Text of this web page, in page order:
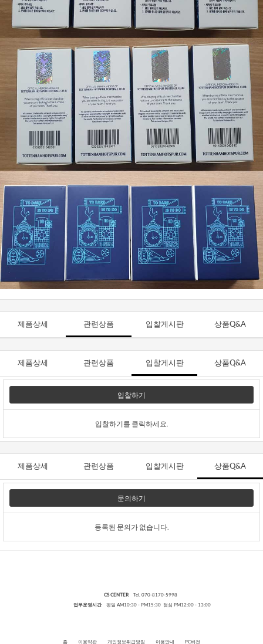
제품상세 관련상품 입찰게시판 상품Q&A
제품상세 관련상품 입찰게시판 상품Q&A
입찰하기
입찰하기를 클릭하세요.
제품상세 관련상품 입찰게시판 상품Q&A
문의하기
등록된 문의가 없습니다.
CS CENTER Tel. 070-8170-5998
업무운영시간평일 AM10:30 - PM15:30 점심 PM12:00 - 13:00
홈 이용약관 개인정보취급방침 이용안내 PC버전